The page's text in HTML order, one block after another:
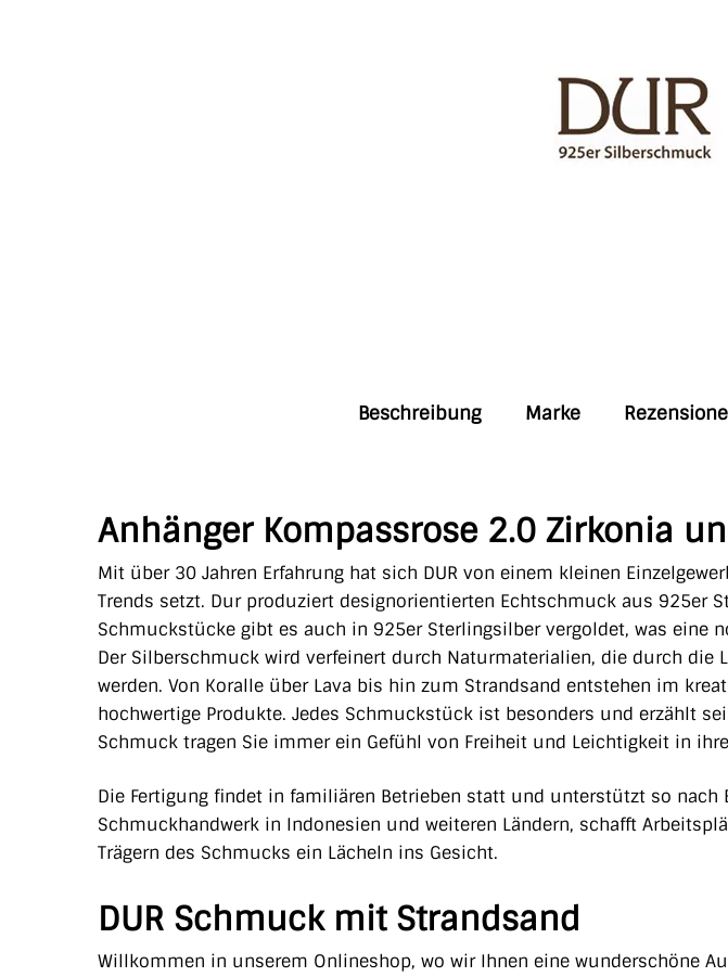
Beschreibung Marke
Anhänger Kompassrose 2.0 Zirkonia
Mit über 30 Jahren Erfahrung hat sich DUR von einem kleinen
Trends setzt. Dur produziert designorientierten Echtschmuck aus 925er
Schmuckstücke gibt es auch in 925er Sterlingsilber vergoldet, was eine
Der Silberschmuck wird verfeinert durch Naturmaterialien, die durch die
werden. Von Koralle über Lava bis hin zum Strandsand entstehen im
hochwertige Produkte. Jedes Schmuckstück ist besonders und erzählt
Schmuck tragen Sie immer ein Gefühl von Freiheit und Leichtigkeit in
Die Fertigung findet in familiären Betrieben statt und unterstützt so nach
Schmuckhandwerk in Indonesien und weiteren Ländern, schafft
Trägern des Schmucks ein Lächeln ins Gesicht.
DUR Schmuck mit Strandsand
Willkommen in unserem Onlineshop, wo wir Ihnen eine wunderschöne